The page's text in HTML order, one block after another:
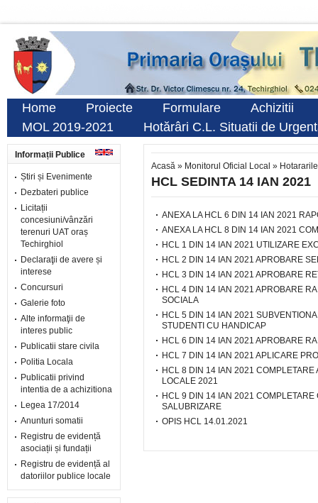
Home Proiecte Formulare
Achizitii
MOL 2019-2021
Hotărâri C.L. Situatii de
Informații Publice
Știri și Evenimente
Dezbateri publice
Licitații
concesiuni/vânzări
terenuri UAT oraș
Techirghiol
Declaraţii de avere și
interese
Concursuri
Galerie foto
Alte informaţii de
interes public
Publicatii stare civila
Politia Locala
Publicatii privind
intentia de a achizitiona
Legea 17/2014
Anunturi somatii
Registru de evidență
asociații și fundații
Registru de evidență al
datoriilor publice locale
Acasă » Monitorul Oficial Local »
HCL SEDINTA 14 IAN 2021
ANEXA LA HCL 6 DIN 14 IAN 2021
ANEXA LA HCL 8 DIN 14 IAN 2021
HCL 1 DIN 14 IAN 2021 UTILIZARE
HCL 2 DIN 14 IAN 2021 APROBARE
HCL 3 DIN 14 IAN 2021 APROBARE
HCL 4 DIN 14 IAN 2021 APROBARE
SOCIALA
HCL 5 DIN 14 IAN 2021
STUDENTI CU HANDICAP
HCL 6 DIN 14 IAN 2021 APROBARE
HCL 7 DIN 14 IAN 2021 APLICARE
HCL 8 DIN 14 IAN 2021
LOCALE 2021
HCL 9 DIN 14 IAN 2021
SALUBRIZARE
OPIS HCL 14.01.2021